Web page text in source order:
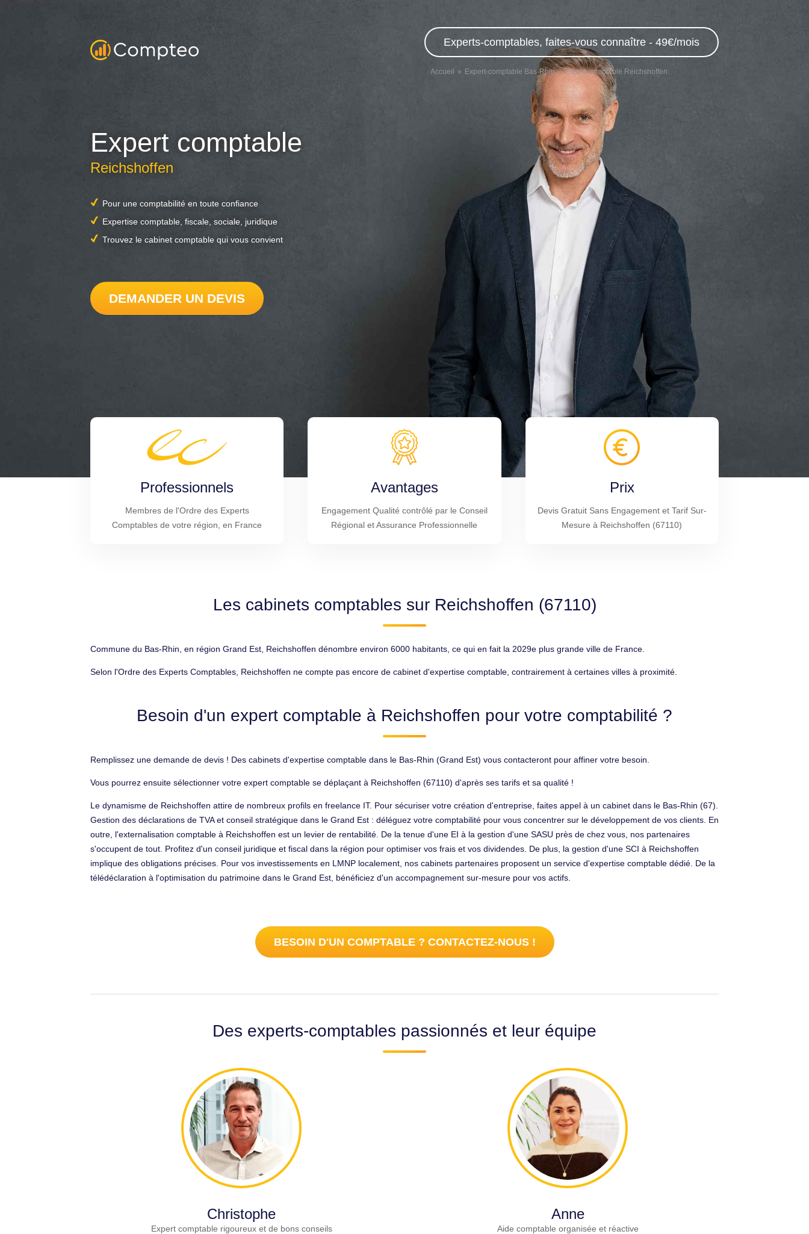
Experts-comptables, faites-vous connaître - 49€/mois
Accueil Expert-comptable Bas-Rhin Expert comptable Reichshoffen
Expert comptable
Reichshoffen
Pour une comptabilité en toute confiance
Expertise comptable, fiscale, sociale, juridique
Trouvez le cabinet comptable qui vous convient
DEMANDER UN DEVIS
Professionnels
Membres de l'Ordre des Experts
Comptables de votre région, en France
Avantages
Engagement Qualité contrôlé par le Conseil
Régional et Assurance Professionnelle
Prix
Devis Gratuit Sans Engagement et Tarif Sur-
Mesure à Reichshoffen (67110)
Les cabinets comptables sur Reichshoffen (67110)
Commune du Bas-Rhin, en région Grand Est, Reichshoffen dénombre environ 6000 habitants, ce qui en fait la 2029e plus grande ville de France.
Selon l'Ordre des Experts Comptables, Reichshoffen ne compte pas encore de cabinet d'expertise comptable, contrairement à certaines villes à proximité.
Besoin d'un expert comptable à Reichshoffen pour votre comptabilité ?
Remplissez une demande de devis ! Des cabinets d'expertise comptable dans le Bas-Rhin (Grand Est) vous contacteront pour affiner votre besoin.
Vous pourrez ensuite sélectionner votre expert comptable se déplaçant à Reichshoffen (67110) d'après ses tarifs et sa qualité !
Le dynamisme de Reichshoffen attire de nombreux profils en freelance IT. Pour sécuriser votre création d'entreprise, faites appel à un cabinet dans le Bas-Rhin (67).
Gestion des déclarations de TVA et conseil stratégique dans le Grand Est : déléguez votre comptabilité pour vous concentrer sur le développement de vos clients. En
outre, l'externalisation comptable à Reichshoffen est un levier de rentabilité. De la tenue d'une EI à la gestion d'une SASU près de chez vous, nos partenaires
s'occupent de tout. Profitez d'un conseil juridique et fiscal dans la région pour optimiser vos frais et vos dividendes. De plus, la gestion d'une SCI à Reichshoffen
implique des obligations précises. Pour vos investissements en LMNP localement, nos cabinets partenaires proposent un service d'expertise comptable dédié. De la
télédéclaration à l'optimisation du patrimoine dans le Grand Est, bénéficiez d'un accompagnement sur-mesure pour vos actifs.
BESOIN D'UN COMPTABLE ? CONTACTEZ-NOUS !
Des experts-comptables passionnés et leur équipe
Christophe
Expert comptable rigoureux et de bons conseils
Anne
Aide comptable organisée et réactive